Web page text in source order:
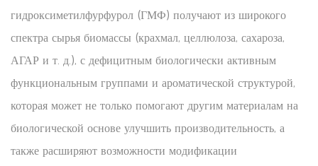
гидроксиметилфурфурол (ГМФ) получают из широкого
спектра сырья биомассы (крахмал, целлюлоза, сахароза,
АГАР и т. д.), с дефицитным биологически активным
функциональным группами и ароматической структурой,
которая может не только помогают другим материалам на
биологической основе улучшить производительность, а
также расширяют возможности модификации